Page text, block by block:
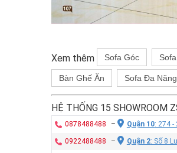
Xem thêm Sofa Góc
Bàn Ghế Ăn Sofa Đa Năng
HỆ THỐNG 15 SHOWROOM
0878488488 – Quận 10: 274 -
0922488488 – Quận 2: Số 8